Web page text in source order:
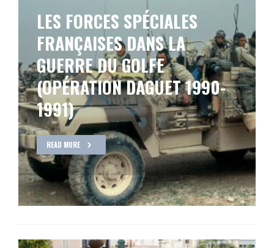
LES FORCES SPÉCIALES
FRANÇAISES DANS LA
GUERRE DU GOLFE
(OPÉRATION DAGUET 1990-
1991)
READ MORE